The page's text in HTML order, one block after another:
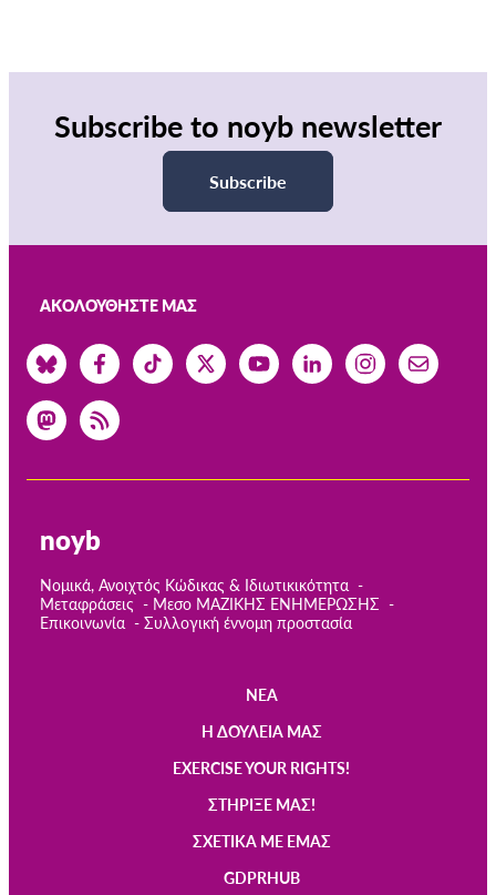
Subscribe to noyb newsletter
Subscribe
ΑΚΟΛΟΥΘΉΣΤΕ ΜΑΣ
noyb
Νομικά, Ανοιχτός Κώδικας & Ιδιωτικικότητα
Μεταφράσεις
Μεσο ΜΑΖΙΚΗΣ ΕΝΗΜΕΡΩΣΗΣ
Επικοινωνία
Συλλογική έννομη προστασία
ΝΈΑ
Η ΔΟΥΛΕΙΆ ΜΑΣ
EXERCISE YOUR RIGHTS!
ΣΤΉΡΙΞΈ ΜΑΣ!
ΣΧΕΤΙΚΆ ΜΕ ΕΜΆΣ
GDPRHUB